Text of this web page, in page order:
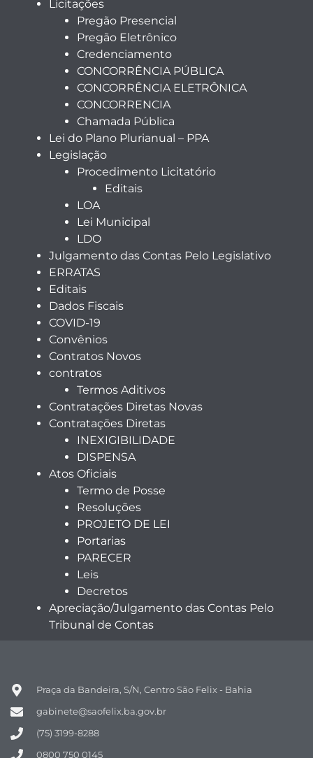
Licitações
Pregão Presencial
Pregão Eletrônico
Credenciamento
CONCORRÊNCIA PÚBLICA
CONCORRÊNCIA ELETRÔNICA
CONCORRENCIA
Chamada Pública
Lei do Plano Plurianual – PPA
Legislação
Procedimento Licitatório
Editais
LOA
Lei Municipal
LDO
Julgamento das Contas Pelo Legislativo
ERRATAS
Editais
Dados Fiscais
COVID-19
Convênios
Contratos Novos
contratos
Termos Aditivos
Contratações Diretas Novas
Contratações Diretas
INEXIGIBILIDADE
DISPENSA
Atos Oficiais
Termo de Posse
Resoluções
PROJETO DE LEI
Portarias
PARECER
Leis
Decretos
Apreciação/Julgamento das Contas Pelo
Tribunal de Contas
Praça da Bandeira, S/N, Centro São Felix - Bahia
gabinete@saofelix.ba.gov.br
(75) 3199-8288
0800 750 0145